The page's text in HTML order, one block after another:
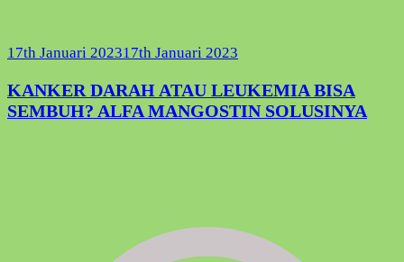
17th Januari 202317th Januari 2023
KANKER DARAH ATAU LEUKEMIA BISA
SEMBUH? ALFA MANGOSTIN SOLUSINYA